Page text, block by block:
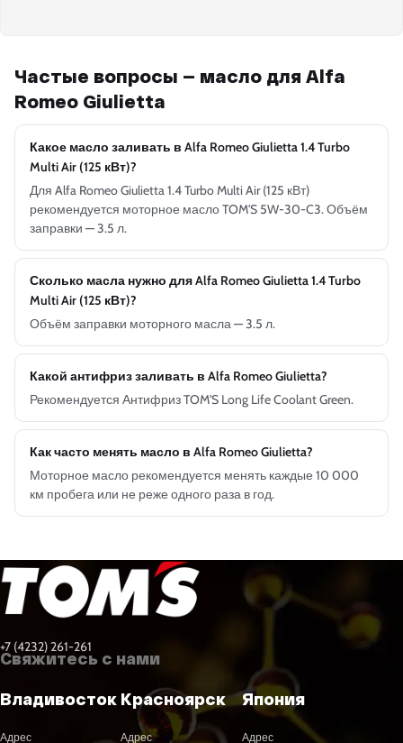
Частые вопросы — масло для Alfa
Romeo Giulietta
Какое масло заливать в Alfa Romeo Giulietta 1.4 Turbo
Multi Air (125 кВт)?
Для Alfa Romeo Giulietta 1.4 Turbo Multi Air (125 кВт)
рекомендуется моторное масло TOM'S 5W-30-C3. Объём
заправки — 3.5 л.
Сколько масла нужно для Alfa Romeo Giulietta 1.4 Turbo
Multi Air (125 кВт)?
Объём заправки моторного масла — 3.5 л.
Какой антифриз заливать в Alfa Romeo Giulietta?
Рекомендуется Антифриз TOM'S Long Life Coolant Green.
Как часто менять масло в Alfa Romeo Giulietta?
Моторное масло рекомендуется менять каждые 10 000
км пробега или не реже одного раза в год.
+7 (4232) 261-261
Свяжитесь с нами
Владивосток
Адрес
Красноярск
Адрес
Япония
Адрес